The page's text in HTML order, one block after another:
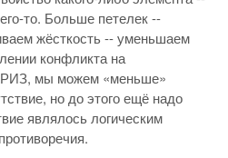
то. Больше петелек --
жёсткость -- уменьшаем
конфликта на
мы можем «меньше»
но до этого ещё надо
являлось логическим